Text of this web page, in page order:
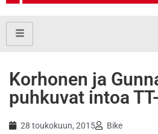
Korhonen ja
puhkuvat intoa
28 toukokuun, 2015 Bike